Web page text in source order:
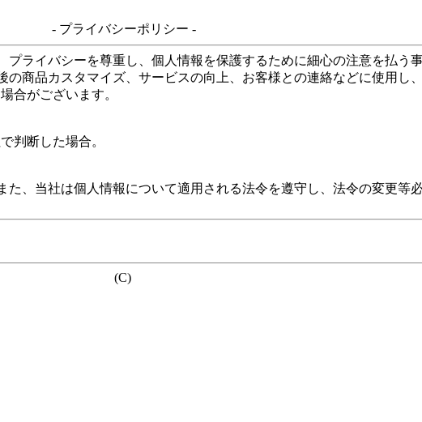
- プライバシーポリシー -
ライバシーを尊重し、個人情報を保護するために細心の注意を払う
商品カスタマイズ、サービスの向上、お客様との連絡などに使用し
合がございます。
判断した場合。
、当社は個人情報について適用される法令を遵守し、法令の変更等
(C)